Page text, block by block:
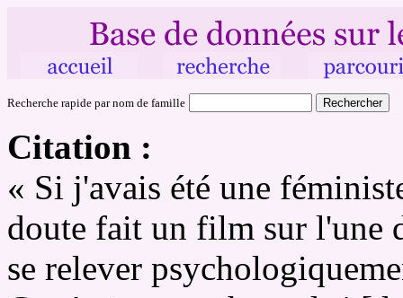
Recherche rapide par nom de famille
Citation :
« Si j'avais été une
doute fait un film sur l'une
se relever